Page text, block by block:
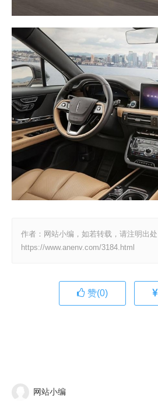
作者：网站小编，如若转载，请注明出处
https://www.anenv.com/3184.html
赞(0)
网站小编